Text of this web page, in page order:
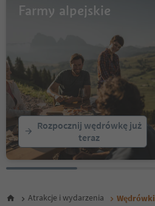
17
18
19
21
22
23
24
25
26
29
Farmy alpejskie
Rozpocznij wędrówkę już
teraz
Atrakcje i wydarzenia Wędrówki